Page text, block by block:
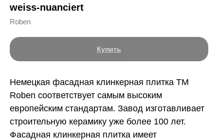
weiss-nuanciert
Roben
Купить
Немецкая фасадная клинкерная плитка ТМ
Roben соответствует самым высоким
европейским стандартам. Завод изготавливает
строительную керамику уже более 100 лет.
Фасадная клинкерная плитка имеет